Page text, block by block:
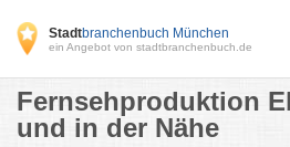
Stadtbranchenbuch München
ein Angebot von stadtbranchenbuch.de
Fernsehproduktion
und in der Nähe